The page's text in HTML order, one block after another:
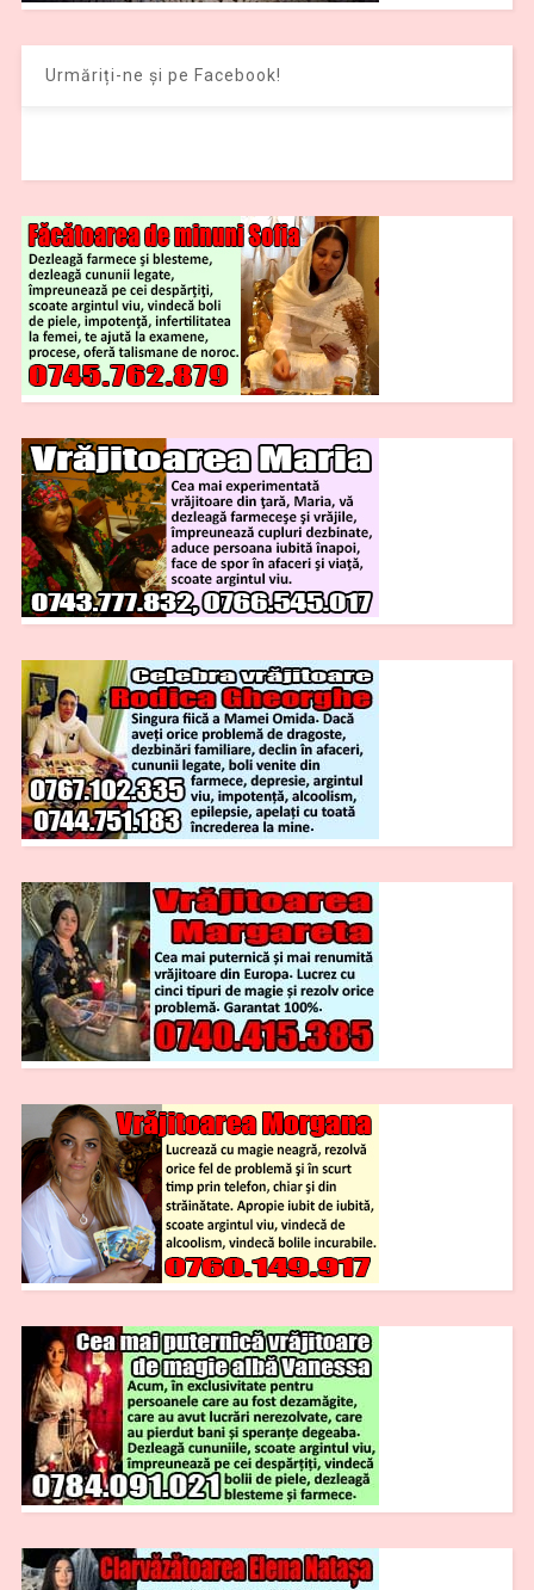
Urmăriți-ne și pe Facebook!